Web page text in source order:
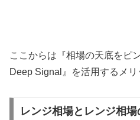
ここからは『相場の天底をピ
Deep Signal』を活用するメリ
レンジ相場とレンジ相